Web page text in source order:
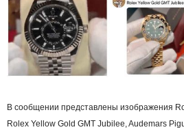
В сообщении представлены изображения
Rolex Yellow Gold GMT Jubilee, Audemars